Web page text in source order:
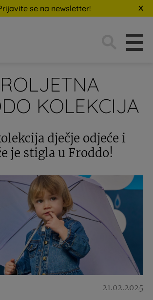
se na newsletter!
KOLEKCIJA
dječje odjeće i
je stigla u Froddo!
21.02.2025